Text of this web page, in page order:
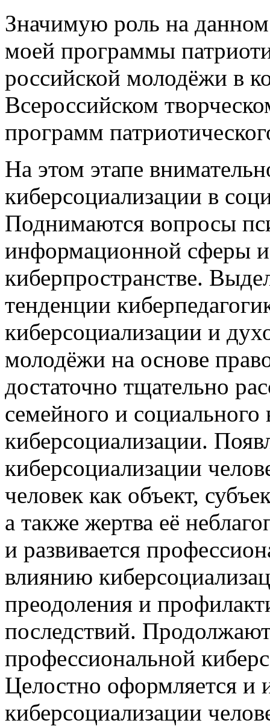
Значимую роль на данном
моей программы
российской молодёжи в
Всероссийском
программ
На этом этапе
киберсоциализации в
Поднимаются вопросы
информационной сферы
киберпространстве.
тенденции
киберсоциализации и
молодёжи на основе
достаточно тщательно
семейного и социального
киберсоциализации.
киберсоциализации
человек как объект,
а также жертва её
и развивается
влиянию
преодоления и
последствий.
профессиональной
Целостно оформляется и
киберсоциализации